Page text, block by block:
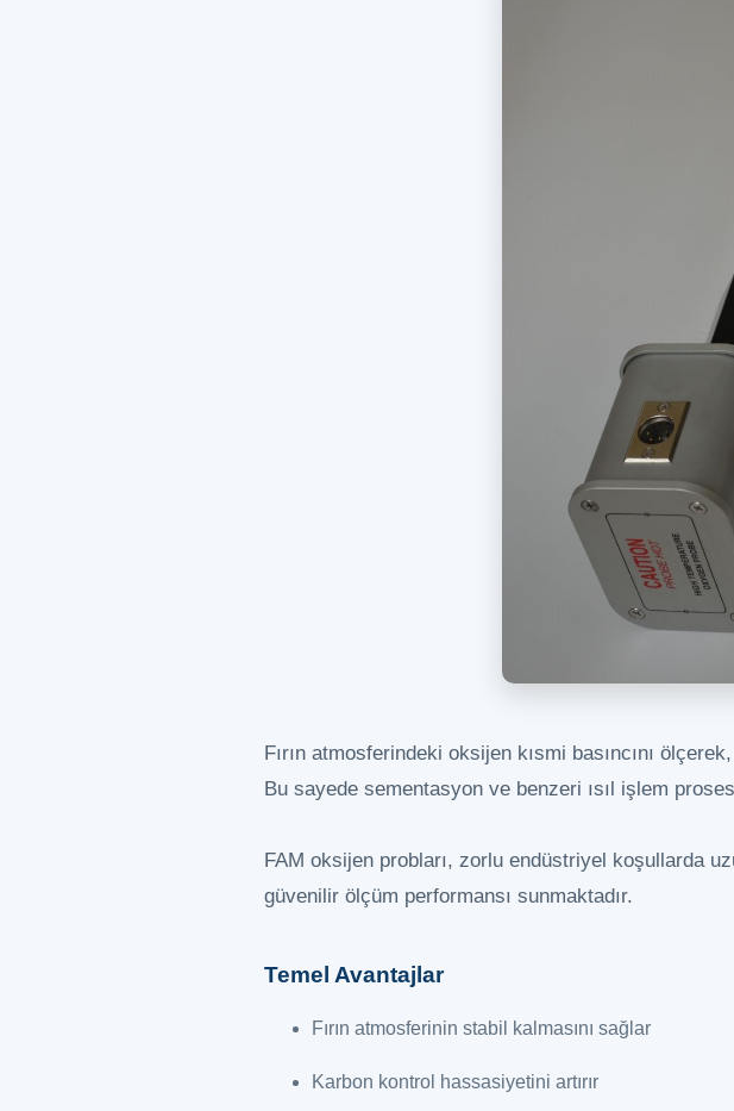
Fırın atmosferindeki oksijen kısmi basıncını
Bu sayede sementasyon ve benzeri ısıl işlem
FAM oksijen probları, zorlu endüstriyel koşullarda
güvenilir ölçüm performansı sunmaktadır.
Temel Avantajlar
Fırın atmosferinin stabil kalmasını sağlar
Karbon kontrol hassasiyetini artırır